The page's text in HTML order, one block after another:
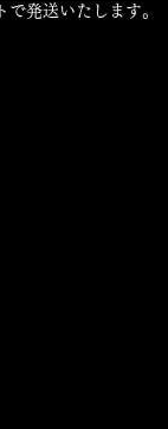
発送いたします。